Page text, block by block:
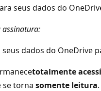
seus dados do
assinatura:
dados do OneDrive
totalmente
se torna somente leitura